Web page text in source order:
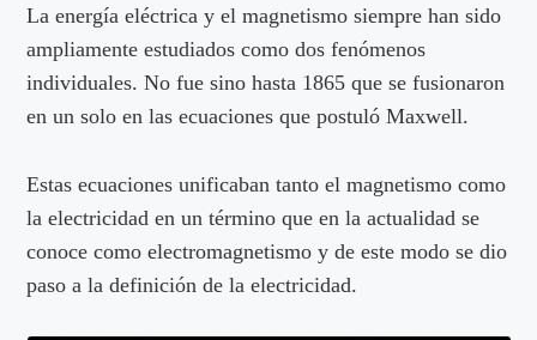
La energía eléctrica y el magnetismo siempre han sido
ampliamente estudiados como dos fenómenos
individuales. No fue sino hasta 1865 que se fusionaron
en un solo en las ecuaciones que postuló Maxwell.
Estas ecuaciones unificaban tanto el magnetismo como
la electricidad en un término que en la actualidad se
conoce como electromagnetismo y de este modo se dio
paso a la definición de la electricidad.